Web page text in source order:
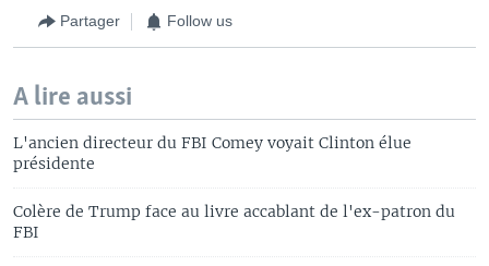
Partager Follow us
A lire aussi
L'ancien directeur du FBI Comey voyait Clinton élue
présidente
Colère de Trump face au livre accablant de l'ex-patron du
FBI